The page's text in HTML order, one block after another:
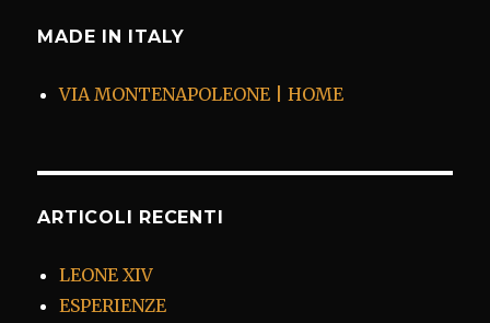
MADE IN ITALY
VIA MONTENAPOLEONE | HOME
ARTICOLI RECENTI
LEONE XIV
ESPERIENZE